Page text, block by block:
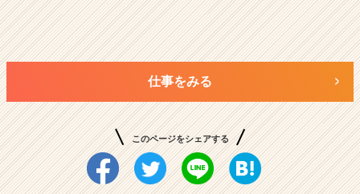
仕事をみる
このページをシェアする